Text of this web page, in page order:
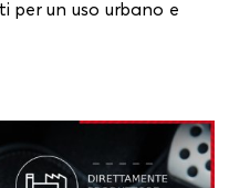
per un uso urbano e